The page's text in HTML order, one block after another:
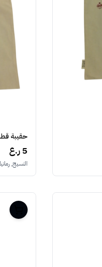
حقيبة
5 ر.ع
النسيج,